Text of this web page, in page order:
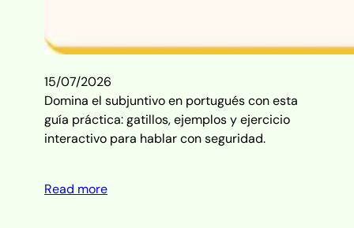
15/07/2026
Domina el subjuntivo en portugués con esta
guía práctica: gatillos, ejemplos y ejercicio
interactivo para hablar con seguridad.
Read more